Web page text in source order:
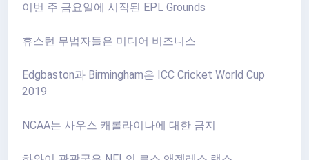
이번 주 금요일에 시작된 EPL Grounds
휴스턴 무법자들은 미디어 비즈니스
Edgbaston과 Birmingham은 ICC Cricket World Cup
2019
NCAA는 사우스 캐롤라이나에 대한 금지